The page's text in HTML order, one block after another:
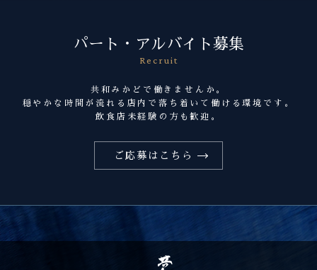
パート・アルバイト募集
Recruit
共和みかどで働きませんか。
穏やかな時間が流れる店内で落ち着いて働ける環境です。
飲食店未経験の方も歓迎。
ご応募はこちら